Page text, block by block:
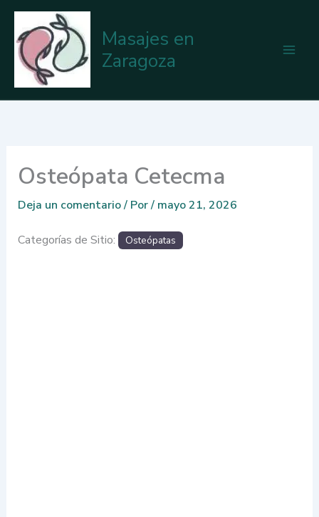
contenido
Masajes en
Zaragoza
Osteópata Cetecma
Deja un comentario/ Por/ mayo 21, 2026
Categorías de Sitio: Osteópatas